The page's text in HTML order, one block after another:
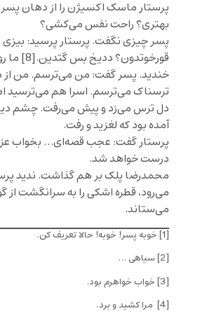
پرستار ماسک اکسیژن را از دهان
بهتری؟ راحت نفس می‌کشی؟
پسر چیزی نگفت. پرستار پرسید: بیزی
قورخوتدون؟ ددیخ بس گتدین.[8]
ما
خندید. پسر گفت: من می‌ترسم. من از
ترسناک می‌ترسم. اسرا هم می‌ترسید
دل ترس می‌زد و پیش می‌رفت. چشم دیو
آمده بود که لغزید و رفت.
پرستار گفت: عجب قصه‌ای… بخواب
درست خواهد شد.
محمدرضا پلک بر هم گذاشت. ندید
می‌رود، قطره اشکی را به سرانگشت
می‌ستاند.
[1]
خوبه پسر! خوبه! حالا تعریف کن.
[2]
سیاهی …
[3]
خواب خواهرم بود.
[4]
مرا کشید و برد.